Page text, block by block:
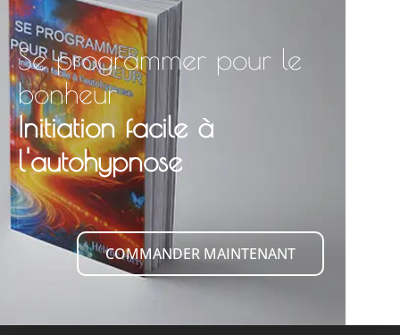
Se programmer pour le
bonheur
Initiation facile à
l'autohypnose
COMMANDER MAINTENANT